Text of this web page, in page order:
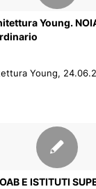
Young.
Young,
E ISTITUTI